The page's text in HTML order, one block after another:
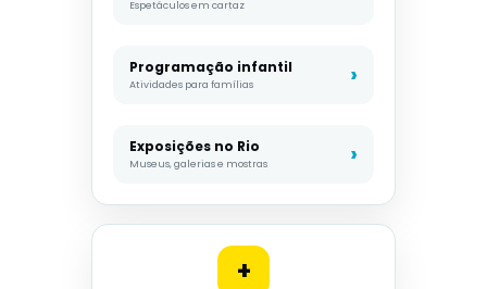
Espetáculos em cartaz
Programação infantil
Atividades para famílias
Exposições no Rio
Museus, galerias e mostras
+